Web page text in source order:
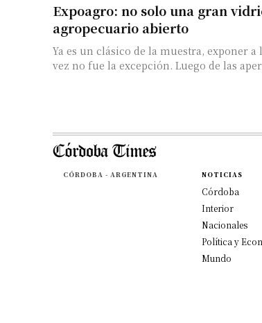
Expoagro: no solo una gran
agropecuario abierto
Ya es un clásico de la muestra, exponer a
vez no fue la excepción. Luego de las
CÓRDOBA - ARGENTINA NOTICIAS
Córdoba
Interior
Nacionales
Política y
Mundo